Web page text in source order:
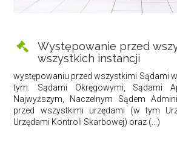
Występowanie przed
wszystkich instancji
występowaniu przed wszystkimi Sądami
tym: Sądami Okręgowymi, Sądami
Najwyższym, Naczelnym Sądem
przed wszystkimi urzędami (w tym
Urzędami Kontroli Skarbowej) oraz (...)